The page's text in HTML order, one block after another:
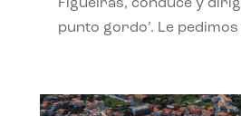
Figueiras, conduce y
punto gordo’. Le